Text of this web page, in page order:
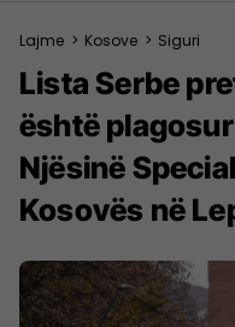
Lajme > Kosove > Siguri
Lista Serbe
është
Njësinë
Kosovës në